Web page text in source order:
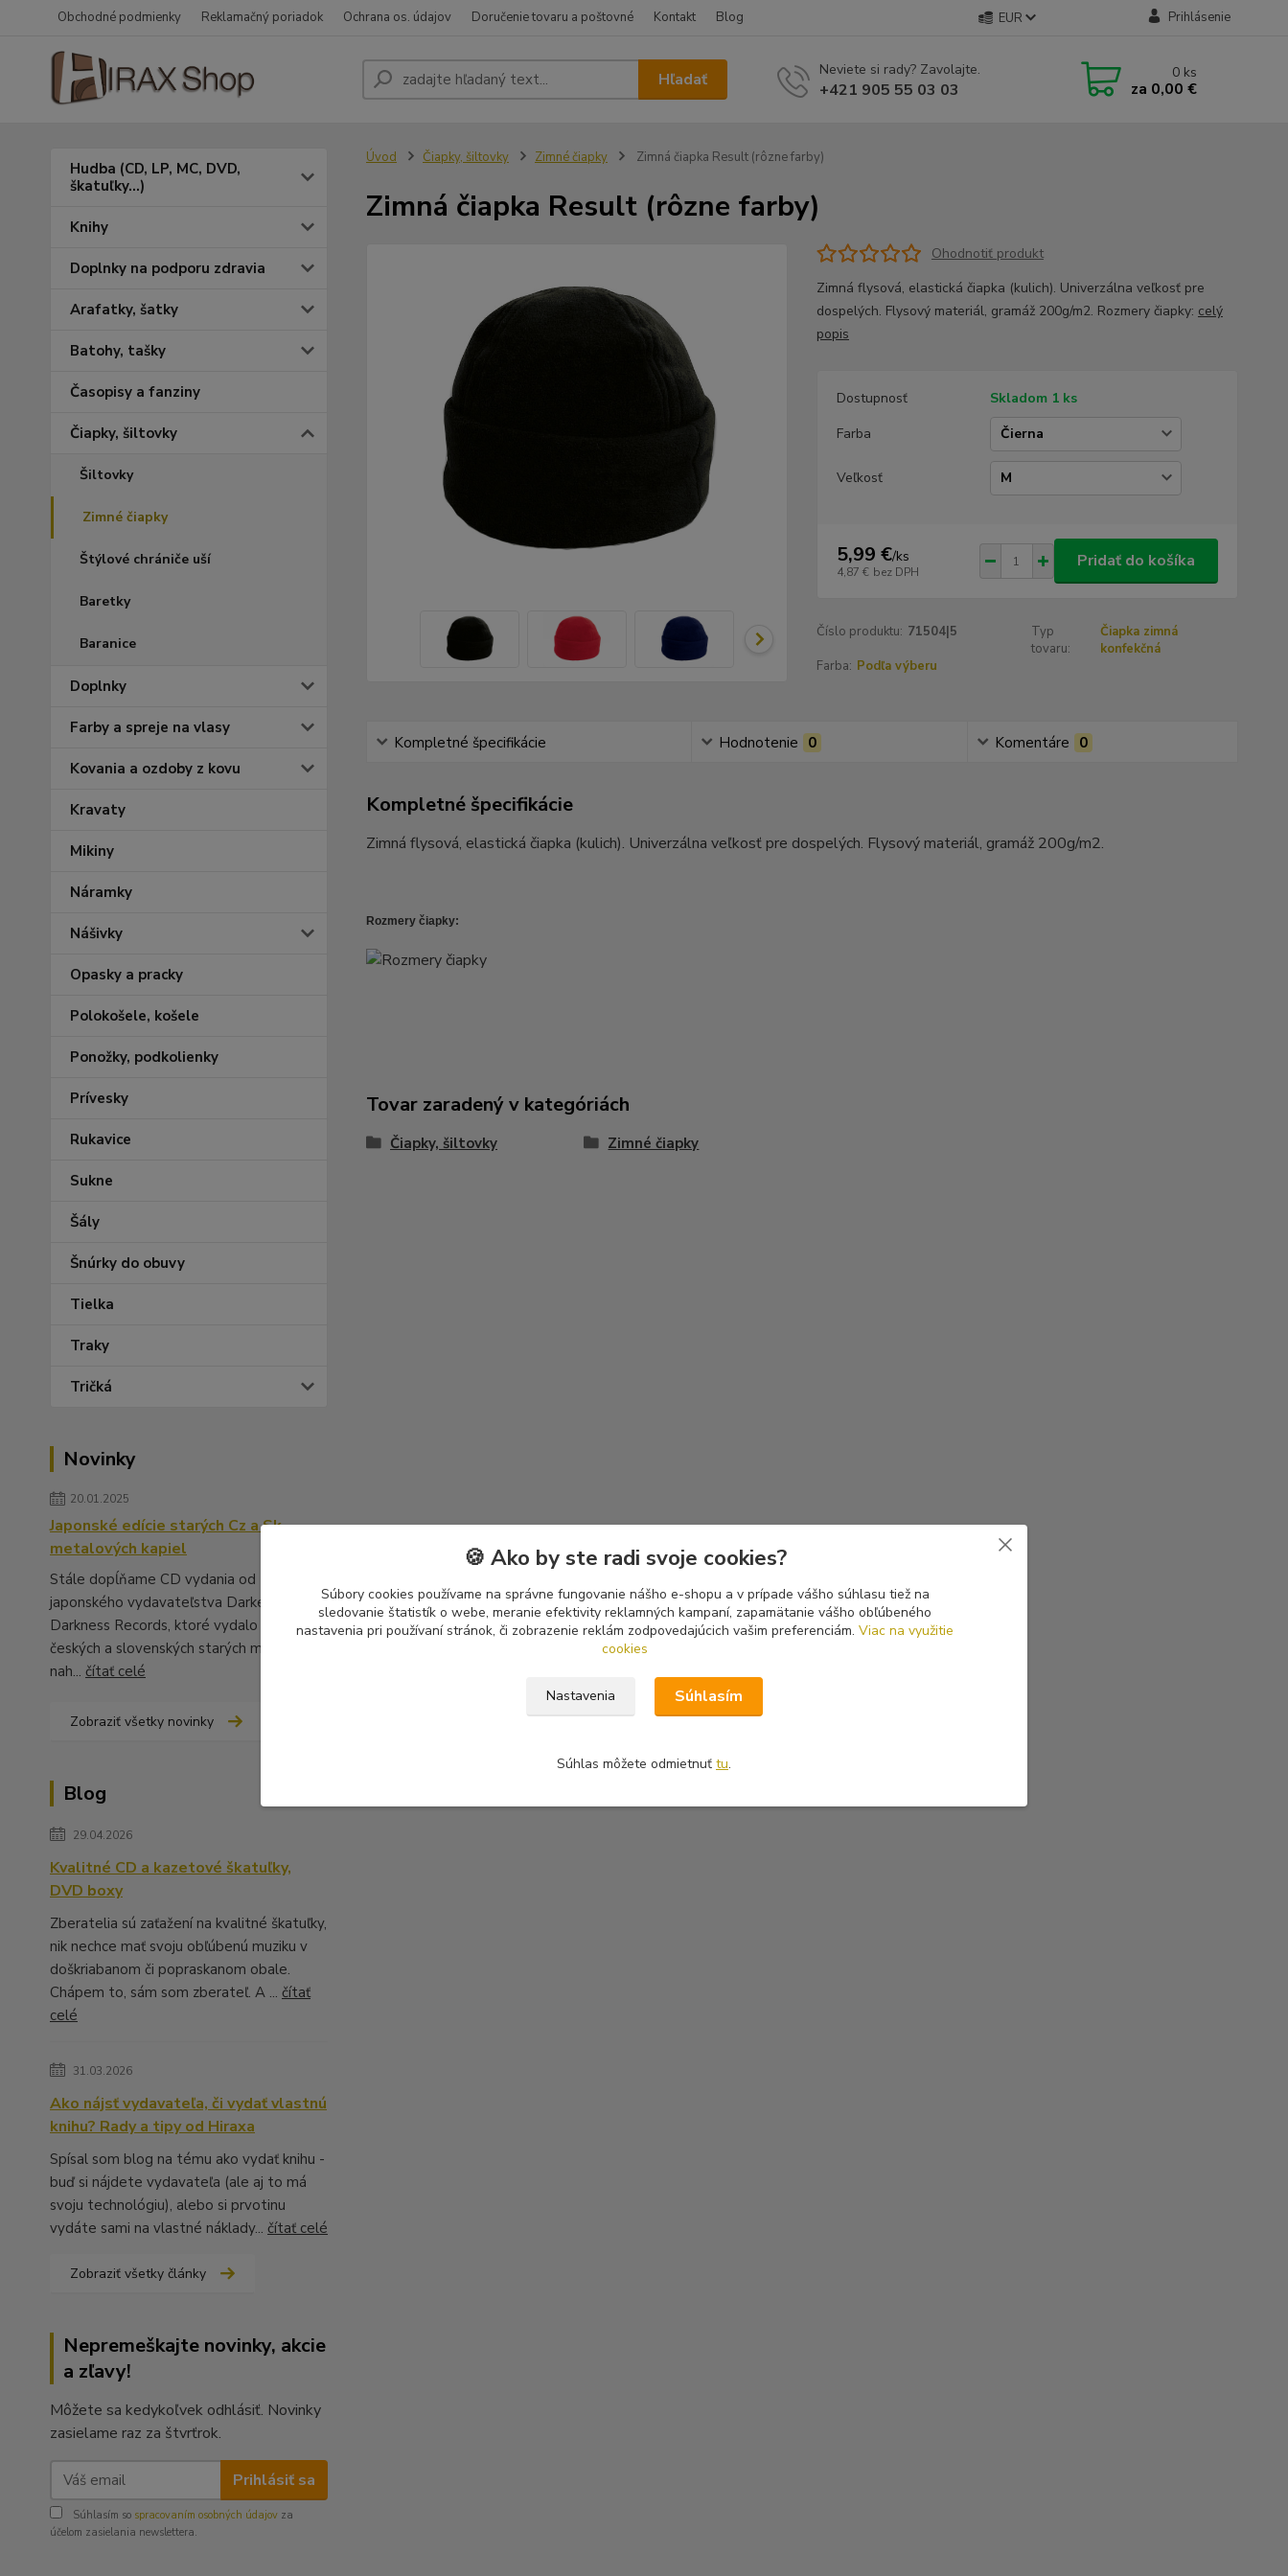
Obchodné podmienky Reklamačný poriadok Ochrana os. údajov Doručenie tovaru a poštovné Kontakt Blog EUR Prihlásenie
Hľadať Neviete si rady? Zavolajte.
+421 905 55 03 03
0 ks
za 0,00 €
Hudba (CD, LP, MC, DVD,
škatuľky...)
Knihy
Doplnky na podporu zdravia
Arafatky, šatky
Batohy, tašky
Časopisy a fanziny
Čiapky, šiltovky
Šiltovky
Zimné čiapky
Štýlové chrániče uší
Baretky
Baranice
Doplnky
Farby a spreje na vlasy
Kovania a ozdoby z kovu
Kravaty
Mikiny
Náramky
Nášivky
Opasky a pracky
Polokošele, košele
Ponožky, podkolienky
Prívesky
Rukavice
Sukne
Šály
Šnúrky do obuvy
Tielka
Traky
Tričká
Novinky
20.01.2025
Japonské edície starých Cz a Sk
metalových kapiel
Stále dopĺňame CD vydania od
japonského vydavateľstva Darker Than
Darkness Records, ktoré vydalo množstvo
českých a slovenských starých metalových
nah... čítať celé
Zobraziť všetky novinky
Blog
29.04.2026
Kvalitné CD a kazetové škatuľky,
DVD boxy
Zberatelia sú zaťažení na kvalitné škatuľky,
nik nechce mať svoju obľúbenú muziku v
doškriabanom či popraskanom obale.
Chápem to, sám som zberateľ. A ... čítať
celé
31.03.2026
Ako nájsť vydavateľa, či vydať vlastnú
knihu? Rady a tipy od Hiraxa
Spísal som blog na tému ako vydať knihu -
buď si nájdete vydavateľa (ale aj to má
svoju technológiu), alebo si prvotinu
vydáte sami na vlastné náklady... čítať celé
Zobraziť všetky články
Nepremeškajte novinky, akcie
a zľavy!
Môžete sa kedykoľvek odhlásiť. Novinky
zasielame raz za štvrťrok.
Prihlásiť sa
Súhlasím so spracovaním osobných údajov za
účelom zasielania newslettera.
Úvod Čiapky, šiltovky Zimné čiapky Zimná čiapka Result (rôzne farby)
Zimná čiapka Result (rôzne farby)
Ohodnotiť produkt
Zimná flysová, elastická čiapka (kulich). Univerzálna veľkosť pre
dospelých. Flysový materiál, gramáž 200g/m2. Rozmery čiapky: celý
popis
Dostupnosť
Skladom 1 ks
Farba
Veľkosť
5,99 €/ks
4,87 € bez DPH
Pridať do košíka
Číslo produktu: 71504|5
Typ
tovaru:
Čiapka zimná
konfekčná
Farba: Podľa výberu
Kompletné špecifikácie Hodnotenie 0 Komentáre 0
Kompletné špecifikácie
Zimná flysová, elastická čiapka (kulich). Univerzálna veľkosť pre dospelých. Flysový materiál, gramáž 200g/m2.
Rozmery čiapky:
Tovar zaradený v kategóriách
Čiapky, šiltovky Zimné čiapky
🍪 Ako by ste radi svoje cookies?
Súbory cookies používame na správne fungovanie nášho e-shopu a v prípade vášho súhlasu tiež na
sledovanie štatistík o webe, meranie efektivity reklamných kampaní, zapamätanie vášho obľúbeného
nastavenia pri používaní stránok, či zobrazenie reklám zodpovedajúcich vašim preferenciám. Viac na využitie
cookies
Nastavenia Súhlasím
Súhlas môžete odmietnuť tu.